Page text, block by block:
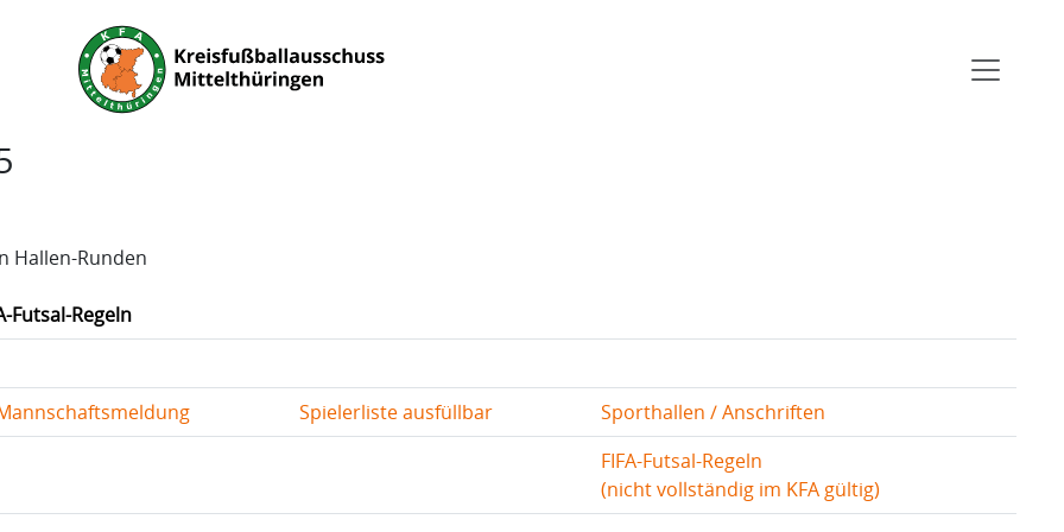
Hallen-Runden
Futsal-Regeln
Spielerliste ausfüllbar
Sporthallen / Anschriften
FIFA-Futsal-Regeln
(nicht vollständig im KFA gültig)